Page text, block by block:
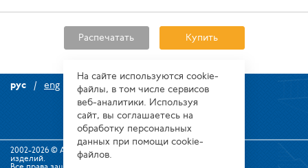
Распечатать Купить
2002-2026 © Алтайский завод прецизионных
изделий.
рус eng
На сайте используются сооkіе-
файлы, в том числе сервисов
веб-аналитики. Используя
сайт, вы соглашаетесь на
обработку персональных
данных при помощи cookie-
файлов.